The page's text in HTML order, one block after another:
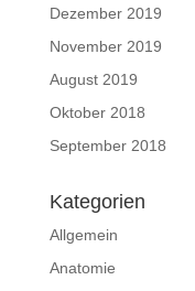
Dezember 2019
November 2019
August 2019
Oktober 2018
September 2018
Kategorien
Allgemein
Anatomie